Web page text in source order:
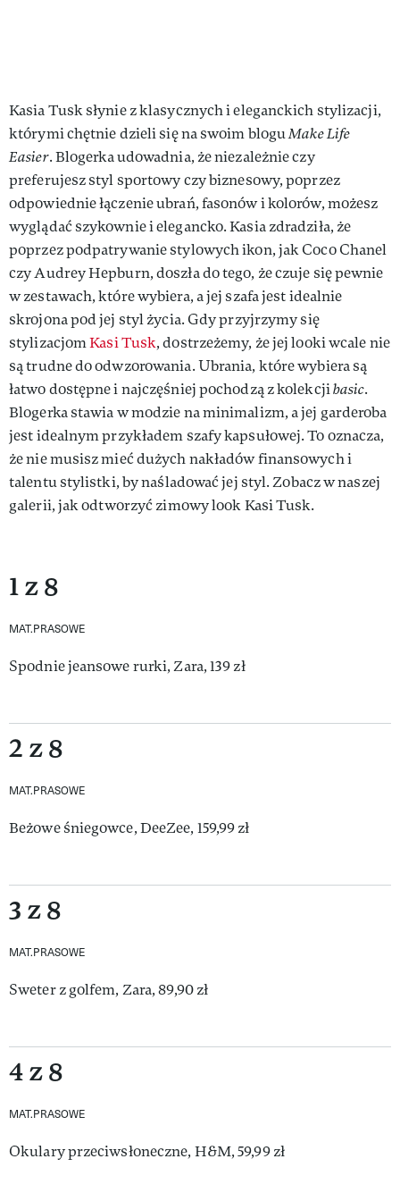
Kasia Tusk słynie z klasycznych i eleganckich stylizacji,
którymi chętnie dzieli się na swoim bloguMake Life
Easier. Blogerka udowadnia, że niezależnie czy
preferujesz styl sportowy czy biznesowy, poprzez
odpowiednie łączenie ubrań, fasonów i kolorów, możesz
wyglądać szykownie i elegancko. Kasia zdradziła, że
poprzez podpatrywanie stylowych ikon, jak Coco Chanel
czy Audrey Hepburn, doszła do tego, że czuje się pewnie
w zestawach, które wybiera, a jej szafa jest idealnie
skrojona pod jej styl życia. Gdy przyjrzymy się
stylizacjomKasi Tusk, dostrzeżemy, że jej looki wcale nie
są trudne do odwzorowania. Ubrania, które wybiera są
łatwo dostępne i najczęśniej pochodzą z kolekcjibasic.
Blogerka stawia w modzie na minimalizm, a jej garderoba
jest idealnym przykładem szafy kapsułowej. To oznacza,
że nie musisz mieć dużych nakładów finansowych i
talentu stylistki, by naśladować jej styl. Zobacz w naszej
galerii, jak odtworzyć zimowy look Kasi Tusk.
1 z 8
MAT.PRASOWE
Spodnie jeansowe rurki, Zara, 139 zł
2 z 8
MAT.PRASOWE
Beżowe śniegowce, DeeZee, 159,99 zł
3 z 8
MAT.PRASOWE
Sweter z golfem, Zara, 89,90 zł
4 z 8
MAT.PRASOWE
Okulary przeciwsłoneczne, H&M, 59,99 zł